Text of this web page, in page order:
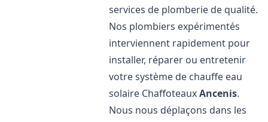
services de plomberie de qualité.
Nos plombiers expérimentés
interviennent rapidement pour
installer, réparer ou entretenir
votre système de chauffe eau
solaire ChaffoteauxAncenis.
Nous nous déplaçons dans les